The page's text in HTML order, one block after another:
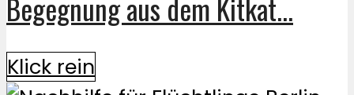
Begegnung aus dem Kitkat...
Klick rein